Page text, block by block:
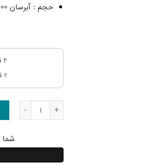
حجم : آبرسان 100 ساعته صورت 125 میلی لیتر
4 قسطه، هر قسط:
2 قسطه، هر قسط:
شما